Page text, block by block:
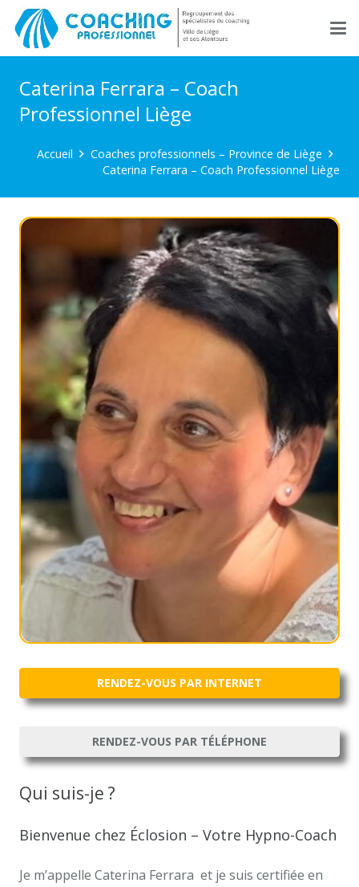
Caterina Ferrara – Coach
Professionnel Liège
Accueil
Coaches professionnels – Province de Liège
Caterina Ferrara – Coach Professionnel Liège
Qui suis-je ?
Bienvenue chez Éclosion – Votre Hypno-Coach
Je m’appelle Caterina Ferrara et je suis certifiée en
RENDEZ-VOUS PAR INTERNET
RENDEZ-VOUS PAR TÉLÉPHONE